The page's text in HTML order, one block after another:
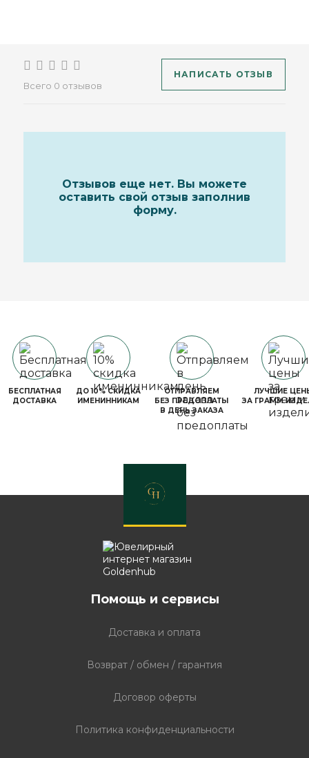
Всего 0 отзывов
НАПИСАТЬ ОТЗЫВ
Отзывов еще нет. Вы можете
оставить свой отзыв заполнив
форму.
БЕСПЛАТНАЯ
ДОСТАВКА
ДО 10% СКИДКА
ИМЕНИННИКАМ
ОТПРАВЛЯЕМ
БЕЗ ПРЕДОПЛАТЫ
В ДЕНЬ ЗАКАЗА
ЛУЧШИЕ
ЗА ГРАММ
Помощь и сервисы
Доставка и оплата
Возврат / обмен / гарантия
Договор оферты
Политика конфиденциальности